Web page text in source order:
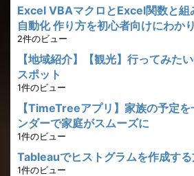
Excel VBAマクロとExcel関数と組
自動化 作り方を初心者向けにわか
2件のビュー
【地域紹介】【観光】行ってみた
スポット
1件のビュー
【TimeTreeアプリ】家族の予定
ンダーで家庭がスムーズに
1件のビュー
Tableauでヒストグラムを作成す
1件のビュー